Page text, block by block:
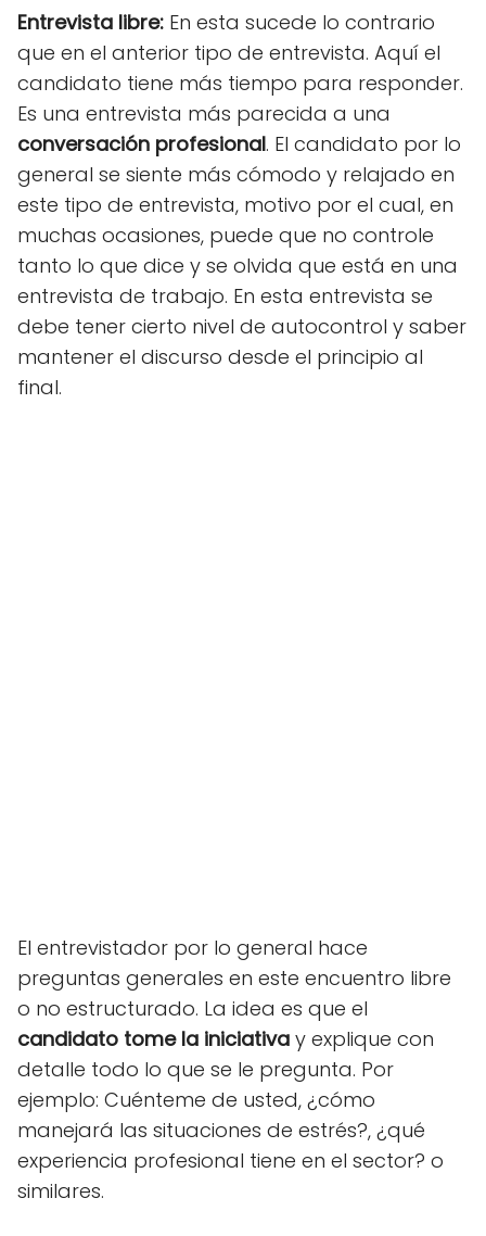
Entrevista libre: En esta sucede lo contrario
que en el anterior tipo de entrevista. Aquí el
candidato tiene más tiempo para responder.
Es una entrevista más parecida a una
conversación profesional. El candidato por lo
general se siente más cómodo y relajado en
este tipo de entrevista, motivo por el cual, en
muchas ocasiones, puede que no controle
tanto lo que dice y se olvida que está en una
entrevista de trabajo. En esta entrevista se
debe tener cierto nivel de autocontrol y saber
mantener el discurso desde el principio al
final.
El entrevistador por lo general hace
preguntas generales en este encuentro libre
o no estructurado. La idea es que el
candidato tome la iniciativa y explique con
detalle todo lo que se le pregunta. Por
ejemplo: Cuénteme de usted, ¿cómo
manejará las situaciones de estrés?, ¿qué
experiencia profesional tiene en el sector? o
similares.